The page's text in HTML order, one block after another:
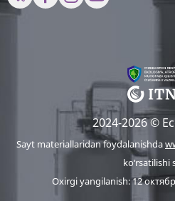
2024-2026 ©
Sayt materiallaridan foydalanishda
ko‘rsatilishi
Oxirgi yangilanish: 12